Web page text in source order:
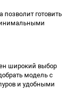
готовить
широкий выбор
модель с
и удобными